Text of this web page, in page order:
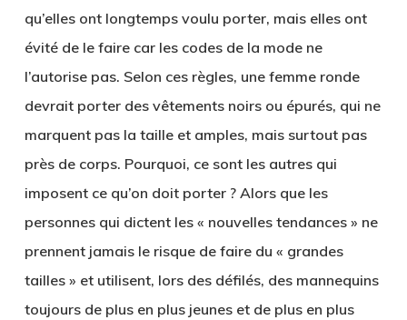
qu’elles ont longtemps voulu porter, mais elles ont
évité de le faire car les codes de la mode ne
l’autorise pas. Selon ces règles, une femme ronde
devrait porter des vêtements noirs ou épurés, qui ne
marquent pas la taille et amples, mais surtout pas
près de corps. Pourquoi, ce sont les autres qui
imposent ce qu’on doit porter ? Alors que les
personnes qui dictent les « nouvelles tendances » ne
prennent jamais le risque de faire du « grandes
tailles » et utilisent, lors des défilés, des mannequins
toujours de plus en plus jeunes et de plus en plus